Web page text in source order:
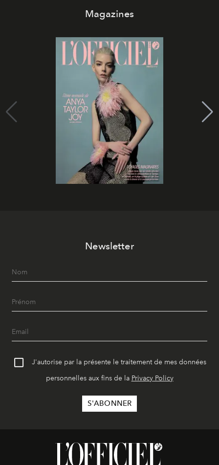
Magazines
Newsletter
J'autorise par la présente le traitement de mes données
personnelles aux fins de la Privacy Policy